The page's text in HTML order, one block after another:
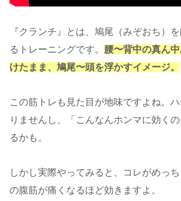
『クランチ』とは、鳩尾（みぞおち）
るトレーニングです。 腰〜背中の真ん
けたまま、鳩尾〜頭を浮かすイメージ。
この筋トレも見た目が地味ですよね。
りませんし、「こんなんホンマに効く
るかも。
しかし実際やってみると、コレがめっ
の腹筋が痛くなるほど効きますよ。